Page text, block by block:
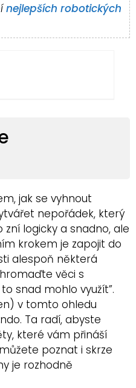
nejlepších robotických
jak se vyhnout
nepořádek, který
logicky a snadno, ale
krokem je zapojit do
alespoň některá
věci s
snad mohlo využít”.
v tomto ohledu
Ta radí, abyste
které vám přináší
poznat i skrze
je rozhodně